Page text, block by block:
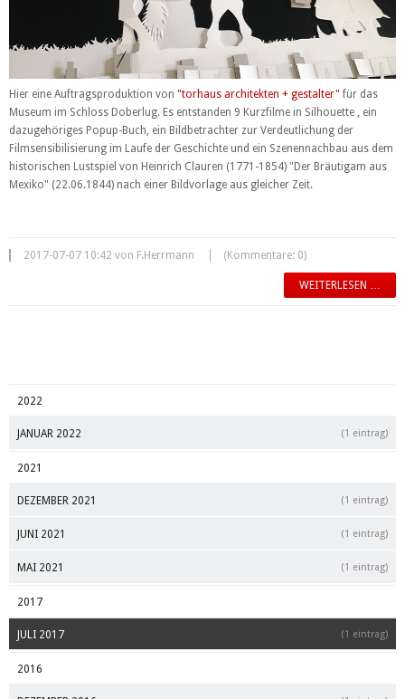
Hier eine Auftragsproduktion von "torhaus architekten + gestalter" für das
Museum im Schloss Doberlug. Es entstanden 9 Kurzfilme in Silhouette , ein
dazugehöriges Popup-Buch, ein Bildbetrachter zur Verdeutlichung der
Filmsensibilisierung im Laufe der Geschichte und ein Szenennachbau aus dem
historischen Lustspiel von Heinrich Clauren (1771-1854) "Der Bräutigam aus
Mexiko" (22.06.1844) nach einer Bildvorlage aus gleicher Zeit.
2017-07-07 10:42 von F.Herrmann (Kommentare: 0)
WEITERLESEN …
2022
JANUAR 2022 (1 eintrag)
2021
DEZEMBER 2021 (1 eintrag)
JUNI 2021 (1 eintrag)
MAI 2021 (1 eintrag)
2017
JULI 2017 (1 eintrag)
2016